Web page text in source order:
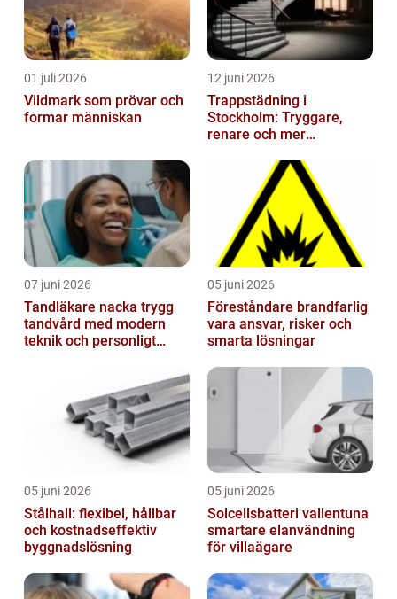
01 juli 2026
Vildmark som prövar och
formar människan
12 juni 2026
Trappstädning i
Stockholm: Tryggare,
renare och mer
07 juni 2026
Tandläkare nacka trygg
tandvård med modern
teknik och personligt
05 juni 2026
Föreståndare brandfarlig
vara ansvar, risker och
smarta lösningar
05 juni 2026
Stålhall: flexibel, hållbar
och kostnadseffektiv
byggnadslösning
05 juni 2026
Solcellsbatteri vallentuna
smartare elanvändning
för villaägare